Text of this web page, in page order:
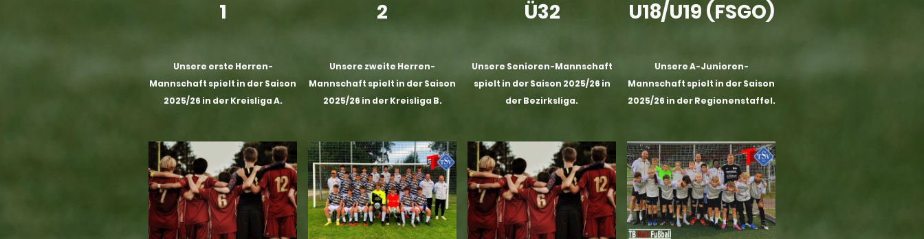
1
Unsere erste Herren-
Mannschaft spielt in der Saison
2025/26 in der Kreisliga A.
2
Unsere zweite Herren-
Mannschaft spielt in der Saison
2025/26 in der Kreisliga B.
Ü32
Unsere Senioren-Mannschaft
spielt in der Saison 2025/26 in
der Bezirksliga.
U18/U19 (FSGO)
Unsere A-Junioren-
Mannschaft spielt in der Saison
2025/26 in der Regionenstaffel.